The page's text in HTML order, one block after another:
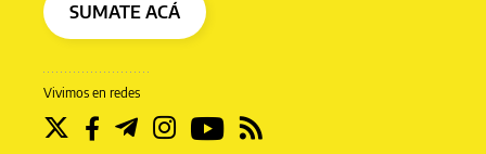
Vivimos en redes
SUMATE ACÁ